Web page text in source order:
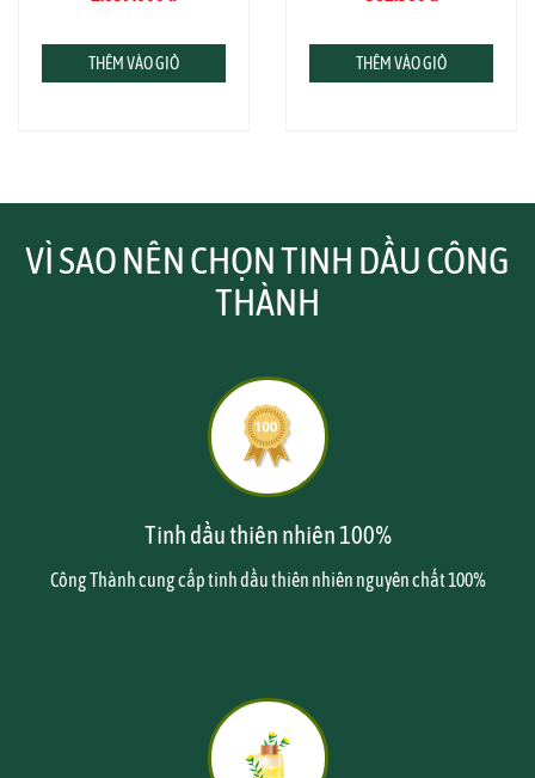
THÊM VÀO GIỎ THÊM VÀO GIỎ
VÌ SAO NÊN CHỌN TINH DẦU CÔNG
THÀNH
Tinh dầu thiên nhiên 100%
Công Thành cung cấp tinh dầu thiên nhiên nguyên chất 100%